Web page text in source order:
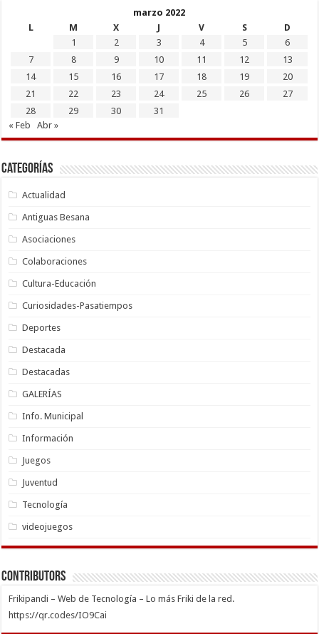
marzo 2022
L
M X J V S
D
1
2 3 4 5
6
7
8 9 10 11 12
13
14
15 16 17 18 19
20
21
22 23 24 25 26
27
28
29 30
31
« Feb
Abr »
Categorías
Actualidad
Antiguas Besana
Asociaciones
Colaboraciones
Cultura-Educación
Curiosidades-Pasatiempos
Deportes
Destacada
Destacadas
GALERÍAS
Info. Municipal
Información
Juegos
Juventud
Tecnología
videojuegos
Contributors
Frikipandi – Web de Tecnología – Lo más Friki de la red.
https://qr.codes/IO9Cai